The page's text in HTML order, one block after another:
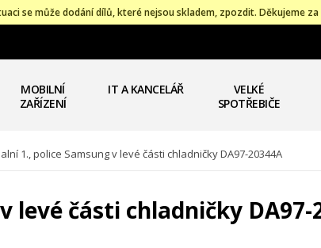
se může dodání dílů, které nejsou skladem, zpozdit. Děkujeme za
MOBILNÍ
ZAŘÍZENÍ
IT A KANCELÁŘ
VELKÉ
SPOTŘEBIČE
1., police Samsung v levé části chladničky DA97-20344A
levé části chladničky DA97-